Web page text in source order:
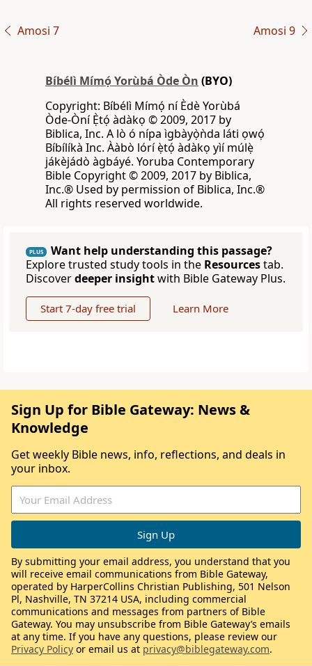
Amosi 7 Amosi 9
Bíbélì Mímọ́ Yorùbá Òde Òn (BYO)
Copyright: Bíbélì Mímọ́ ní Èdè Yorùbá
Òde-Òní Ẹ̀tọ́ àdàkọ © 2009, 2017 by
Biblica, Inc. A lò ó nípa ìgbàyọ̀ǹda láti ọwọ́
Bíbílíkà Inc. Ààbò lórí ẹ̀tọ́ àdàkọ yìí múlẹ̀
jákèjádò àgbáyé. Yoruba Contemporary
Bible Copyright © 2009, 2017 by Biblica,
Inc.® Used by permission of Biblica, Inc.®
All rights reserved worldwide.
PLUS
Want help understanding this passage?
Explore trusted study tools in the Resourcestab.
Discoverdeeper insightwith Bible Gateway Plus.
Start 7-day free trial Learn More
Sign Up for Bible Gateway: News &
Knowledge
Get weekly Bible news, info, reflections, and deals in
your inbox.
By submitting your email address, you understand that you
will receive email communications from Bible Gateway,
operated by HarperCollins Christian Publishing, 501 Nelson
Pl, Nashville, TN 37214 USA, including commercial
communications and messages from partners of Bible
Gateway. You may unsubscribe from Bible Gateway’s emails
at any time. If you have any questions, please review our
Privacy Policy or email us at privacy@biblegateway.com.